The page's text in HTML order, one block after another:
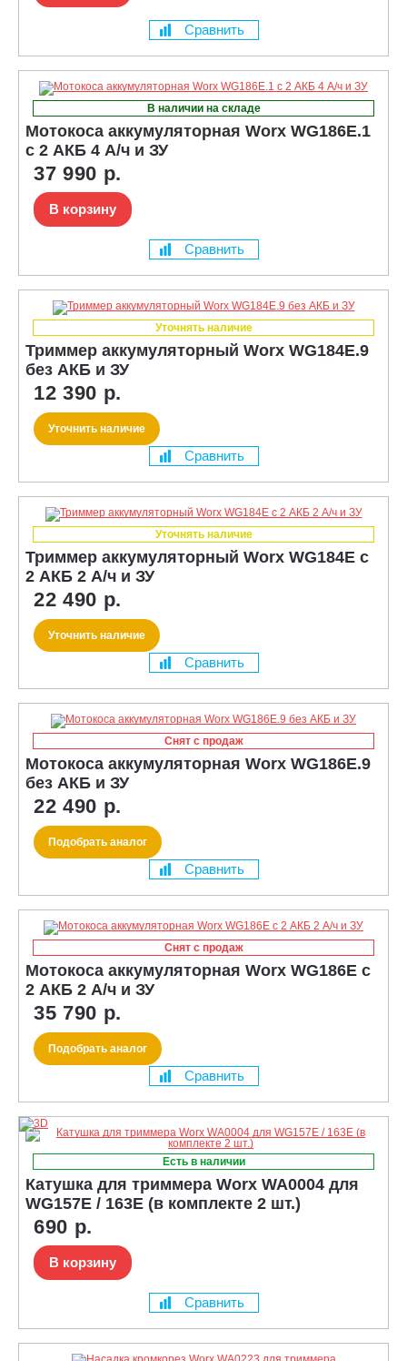
Сравнить
В наличии на складе
Мотокоса аккумуляторная Worx WG186E.1
с 2 АКБ 4 А/ч и ЗУ
37 990 р.
В корзину
Сравнить
Уточнять наличие
Триммер аккумуляторный Worx WG184E.9
без АКБ и ЗУ
12 390 р.
Уточнить наличие
Сравнить
Уточнять наличие
Триммер аккумуляторный Worx WG184E с
2 АКБ 2 А/ч и ЗУ
22 490 р.
Уточнить наличие
Сравнить
Снят с продаж
Мотокоса аккумуляторная Worx WG186E.9
без АКБ и ЗУ
22 490 р.
Подобрать аналог
Сравнить
Снят с продаж
Мотокоса аккумуляторная Worx WG186E с
2 АКБ 2 А/ч и ЗУ
35 790 р.
Подобрать аналог
Сравнить
Есть в наличии
Катушка для триммера Worx WA0004 для
WG157E / 163E (в комплекте 2 шт.)
690 р.
В корзину
Сравнить